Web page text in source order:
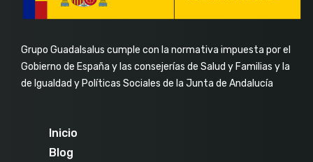
Grupo Guadalsalus cumple con la normativa impuesta por el
Gobierno de España y las consejerías de Salud y Familias y la
de Igualdad y Políticas Sociales de la Junta de Andalucía
Inicio
Blog